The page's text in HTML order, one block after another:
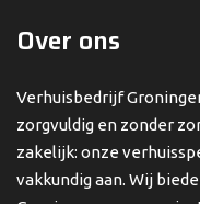
Over ons
Verhuisbedrijf
zorgvuldig en zonder
zakelijk: onze
vakkundig aan. Wij